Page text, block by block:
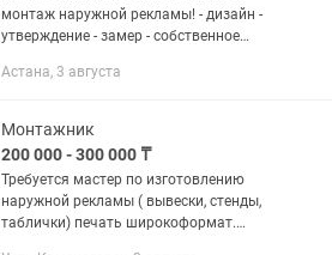
монтаж наружной рекламы! - дизайн -
утверждение - замер - собственное
и монтаж) - объемные световые буквы -
Астана, 3 августа
Монтажник
200 000 - 300 000 ₸
Требуется мастер по изготовлению
наружной рекламы ( вывески, стенды,
таблички) печать широкоформат.